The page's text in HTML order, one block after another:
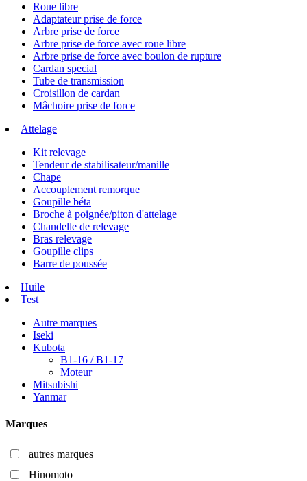
Roue libre
Adaptateur prise de force
Arbre prise de force
Arbre prise de force avec roue libre
Arbre prise de force avec boulon de rupture
Cardan special
Tube de transmission
Croisillon de cardan
Mâchoire prise de force
Attelage
Kit relevage
Tendeur de stabilisateur/manille
Chape
Accouplement remorque
Goupille béta
Broche à poignée/piton d'attelage
Chandelle de relevage
Bras relevage
Goupille clips
Barre de poussée
Huile
Test
Autre marques
Iseki
Kubota
B1-16 / B1-17
Moteur
Mitsubishi
Yanmar
Marques
autres marques
Hinomoto